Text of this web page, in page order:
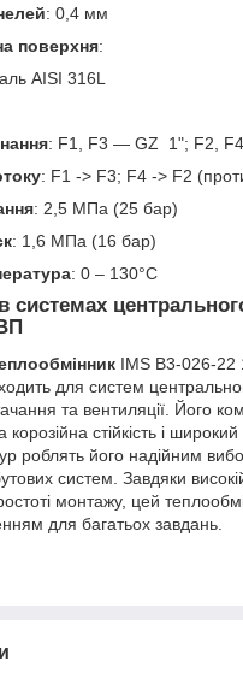
: 0,4 мм
поверхня:
AISI 316L
: F1, F3 — GZ 1"; F2,
: F1 -> F3; F4 -> F2
: 2,5 МПа (25 бар)
: 1,6 МПа (16 бар)
: 0 – 130°C
системах
IMS B3-026-22
для систем
та вентиляції. Його
корозійна стійкість і
роблять його надійним
систем. Завдяки
монтажу, цей
для багатьох завдань.